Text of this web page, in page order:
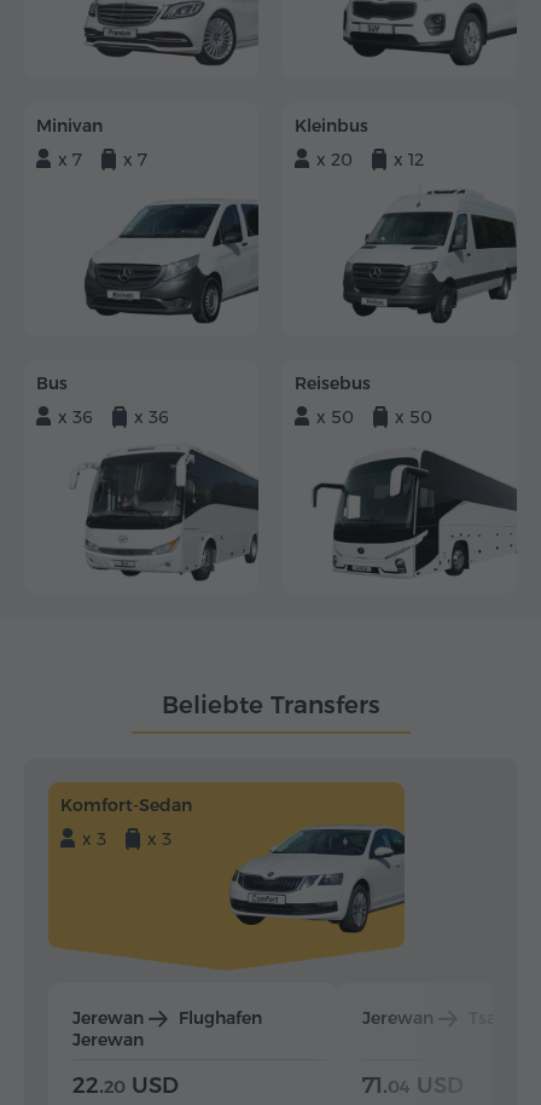
Minivan
x 7
x 7
Kleinbus
x 20
x 12
Bus
x 36
x 36
Reisebus
x 50
x 50
Beliebte Transfers
Komfort-Sedan
x 3
x 3
Jerewan
Flughafen
Jerewan
22.20 USD
Jerewan
71.04 USD